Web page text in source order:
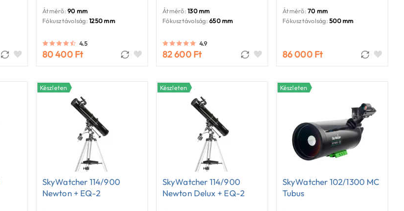
Átmérő: 90 mm
Fókusztávolság: 1250 mm
4.5
80 400 Ft
Átmérő: 130 mm
Fókusztávolság: 650 mm
4.9
82 600 Ft
Átmérő: 70 mm
Fókusztávolság: 500 mm
86 000 Ft
Készleten
SkyWatcher 114/900
Newton + EQ-2
Készleten
SkyWatcher 114/900
Newton Delux + EQ-2
Készleten
SkyWatcher 102/1300 MC
Tubus